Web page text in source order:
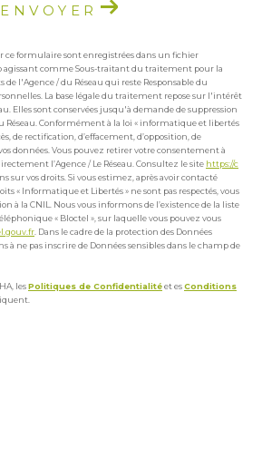
ENVOYER
ce formulaire sont enregistrées dans un fichier
agissant comme Sous-traitant du traitement pour la
de l'Agence / du Réseau qui reste Responsable du
La base légale du traitement repose sur l'intérêt
Elles sont conservées jusqu'à demande de suppression
Réseau. Conformément à la loi « informatique et libertés
de rectification, d’effacement, d’opposition, de
données. Vous pouvez retirer votre consentement à
l’Agence / Le Réseau. Consultez le site https://c
sur vos droits. Si vous estimez, après avoir contacté
« Informatique et Libertés » ne sont pas respectés, vous
à la CNIL. Nous vous informons de l’existence de la liste
« Bloctel », sur laquelle vous pouvez vous
. Dans le cadre de la protection des Données
à ne pas inscrire de Données sensibles dans le champ de
lesPolitiques de Confidentialitéet esConditions